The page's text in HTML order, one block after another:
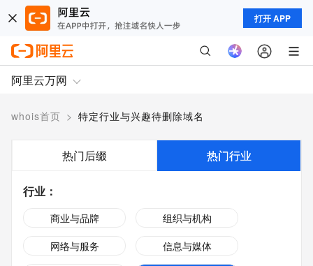
打开 APP
阿里云万网
whois首页 > 特定行业与兴趣待删除域名
热门后缀 热门行业
行业 ：
商业与品牌
组织与机构
网络与服务
信息与媒体